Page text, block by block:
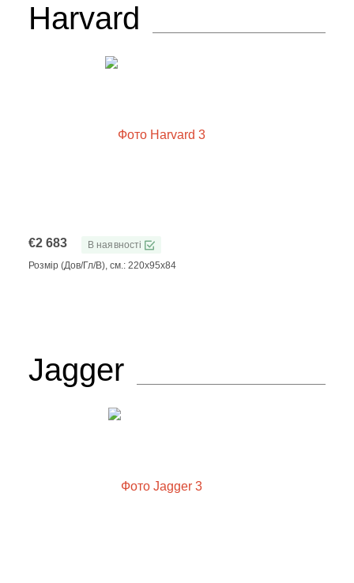
Harvard
€2 683
В наявності
Розмір (Дов/Гл/В), см.: 220x95x84
Jagger